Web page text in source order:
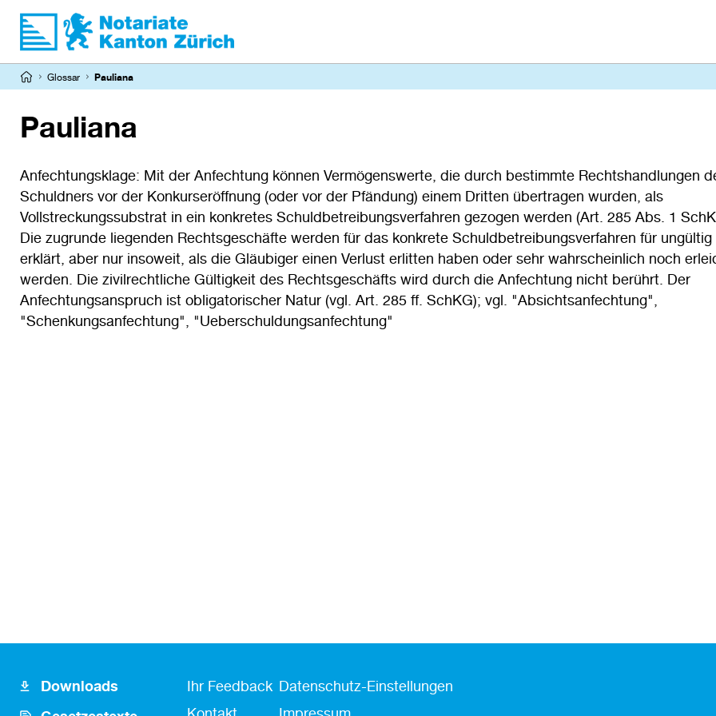
Direkt
zum
Inhalt
Pfadnavigation
Glossar Pauliana
Pauliana
Anfechtungsklage: Mit der Anfechtung können Vermögenswerte, die durch bestimmte Rechtshandlungen
Schuldners vor der Konkurseröffnung (oder vor der Pfändung) einem Dritten übertragen wurden, als
Vollstreckungssubstrat in ein konkretes Schuldbetreibungsverfahren gezogen werden (Art. 285 Abs. 1
Die zugrunde liegenden Rechtsgeschäfte werden für das konkrete Schuldbetreibungsverfahren für ungültig
erklärt, aber nur insoweit, als die Gläubiger einen Verlust erlitten haben oder sehr wahrscheinlich noch
werden. Die zivilrechtliche Gültigkeit des Rechtsgeschäfts wird durch die Anfechtung nicht berührt. Der
Anfechtungsanspruch ist obligatorischer Natur (vgl. Art. 285 ff. SchKG); vgl. "Absichtsanfechtung",
"Schenkungsanfechtung", "Ueberschuldungsanfechtung"
Footer
Icon
Downloads
Fusszeile
Kontakt
Ihr Feedback Fußzeile
Datenschutz-Einstellungen